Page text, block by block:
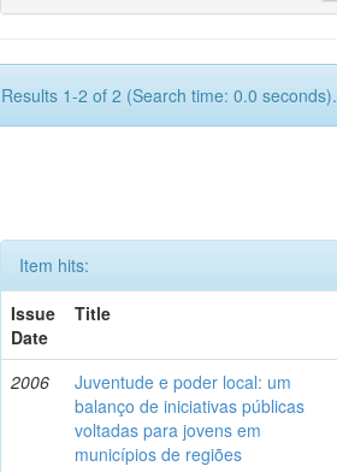
Results 1-2 of 2 (Search time: 0.0 seconds).
Item hits:
Issue
Date
Title
2006
Juventude e poder local: um
balanço de iniciativas públicas
voltadas para jovens em
municípios de regiões